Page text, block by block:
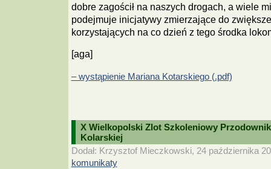
dobre zagościł na naszych drogach, a wiele
podejmuje inicjatywy zmierzające do
korzystających na co dzień z tego środka
[aga]
– wystąpienie Mariana Kotarskiego (.pdf)
X Wielkopolski Zlot Szkoleniowy
Kolarskiej
Dodał: Krzysztof Mieczkowski, 24 października
komunikaty